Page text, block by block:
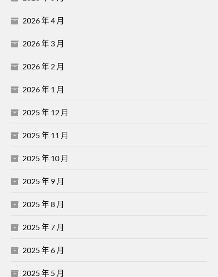
2026 年 4 月
2026 年 3 月
2026 年 2 月
2026 年 1 月
2025 年 12 月
2025 年 11 月
2025 年 10 月
2025 年 9 月
2025 年 8 月
2025 年 7 月
2025 年 6 月
2025 年 5 月